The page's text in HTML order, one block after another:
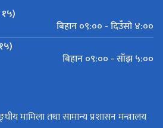
१५)
बिहान ०९:०० - दिउँसो ४:००
बिहान ०९:०० - साँझ ५:००
मामिला तथा सामान्य प्रशासन मन्त्रालय